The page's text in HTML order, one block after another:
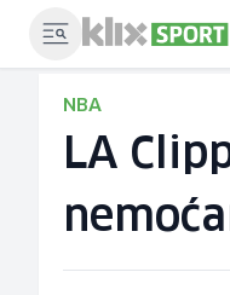
NBA
LA